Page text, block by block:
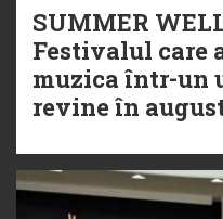
SUMMER
Festivalul care
muzica într-un
revine în